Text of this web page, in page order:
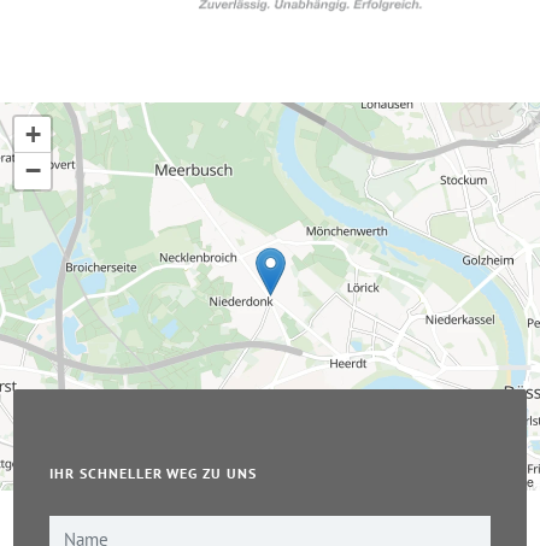
+
−
© OpenStreetMap-Mitwirkende
IHR SCHNELLER WEG ZU UNS